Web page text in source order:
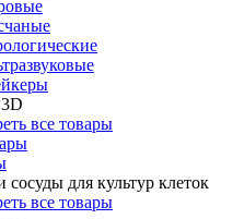
все товары
сосуды для культур клеток
все товары